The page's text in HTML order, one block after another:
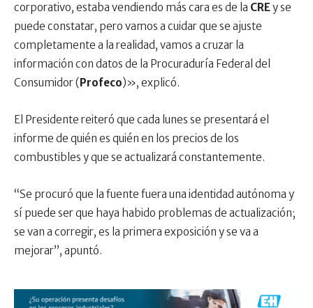
corporativo, estaba vendiendo más cara es de la CREy se
puede constatar, pero vamos a cuidar que se ajuste
completamente a la realidad, vamos a cruzar la
información con datos de la Procuraduría Federal del
Consumidor ( Profeco)», explicó.
El Presidente reiteró que cada lunes se presentará el
informe de quién es quién en los precios de los
combustibles y que se actualizará constantemente.
“Se procuró que la fuente fuera una identidad autónoma y
sí puede ser que haya habido problemas de actualización;
se van a corregir, es la primera exposición y se va a
mejorar”, apuntó.